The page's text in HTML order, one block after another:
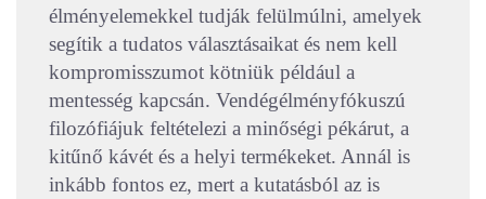
élményelemekkel tudják felülmúlni, amelyek
segítik a tudatos választásaikat és nem kell
kompromisszumot kötniük például a
mentesség kapcsán. Vendégélményfókuszú
filozófiájuk feltételezi a minőségi pékárut, a
kitűnő kávét és a helyi termékeket. Annál is
inkább fontos ez, mert a kutatásból az is